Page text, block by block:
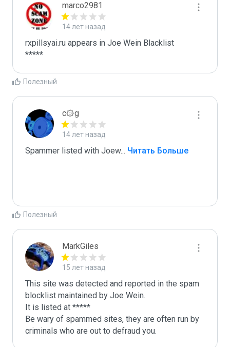
marco2981
14 лет назад
rxpillsyai.ru appears in Joe Wein Blacklist
*****
Полезный
c۞g
14 лет назад
Spammer listed with Joew... Читать Больше
Полезный
MarkGiles
15 лет назад
This site was detected and reported in the spam
blocklist maintained by Joe Wein.
It is listed at *****
Be wary of spammed sites, they are often run by
criminals who are out to defraud you.